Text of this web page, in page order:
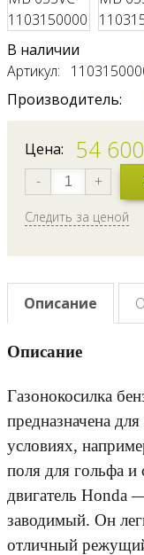
В наличии
Артикул:
Производитель:
Цена: 54 600
- +
Следить за ценой
Описание
Описание
Газонокосилка
предназначена
условиях,
поля для гольфа
двигатель Honda
заводимый. Он
отличный